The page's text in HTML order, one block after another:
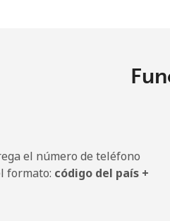
el número de teléfono
formato: código del país +